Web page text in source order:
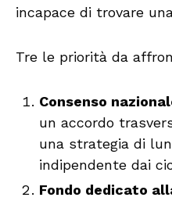
incapace di trovare
Tre le priorità da
Consenso
un accordo
una strategia di
indipendente dai
Fondo dedicato